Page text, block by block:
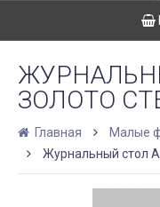
ЗОЛОТО
Главная
Малые
Журнальный стол